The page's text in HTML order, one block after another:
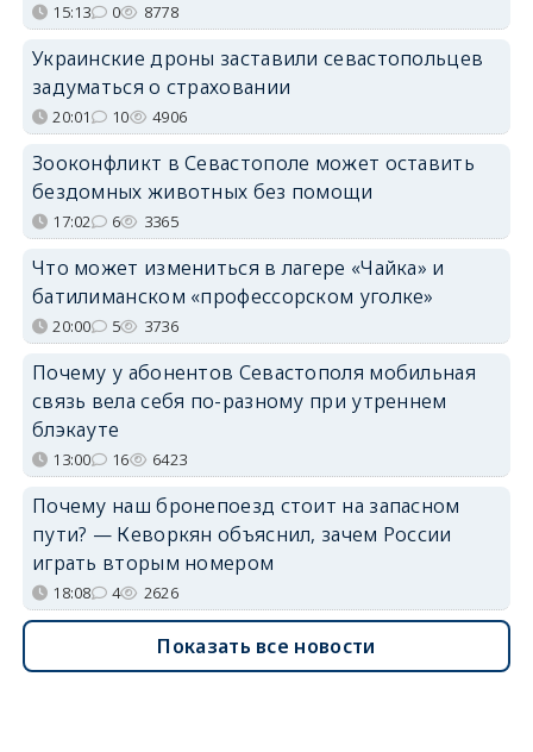
15:13 0 8778
Украинские дроны заставили севастопольцев
задуматься о страховании
20:01 10 4906
Зооконфликт в Севастополе может оставить
бездомных животных без помощи
17:02 6 3365
Что может измениться в лагере «Чайка» и
батилиманском «профессорском уголке»
20:00 5 3736
Почему у абонентов Севастополя мобильная
связь вела себя по-разному при утреннем
блэкауте
13:00 16 6423
Почему наш бронепоезд стоит на запасном
пути? — Кеворкян объяснил, зачем России
играть вторым номером
18:08 4 2626
Показать все новости